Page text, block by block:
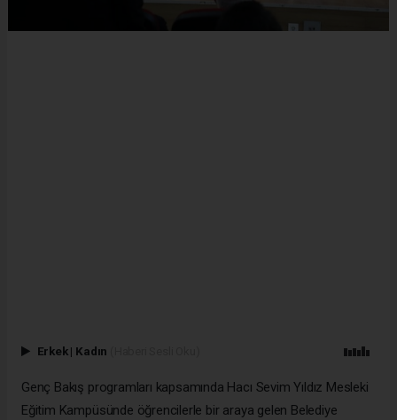
Erkek | Kadın
Genç Bakış programları kapsamında Hacı Sevim Yıldız Mesleki
Eğitim Kampüsünde öğrencilerle bir araya gelen Belediye